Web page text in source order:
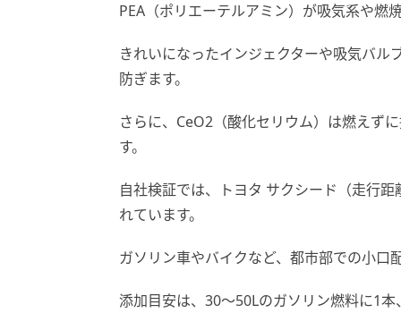
PEA（ポリエーテルアミン）が吸気系や燃
きれいになったインジェクターや吸気バ
防ぎます。
さらに、CeO2（酸化セリウム）は燃えず
す。
自社検証では、トヨタ サクシード（走行
れています。
ガソリン車やバイクなど、都市部での小口
添加目安は、30〜50Lのガソリン燃料に1